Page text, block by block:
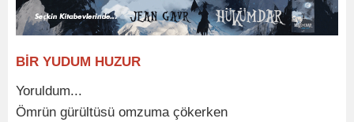
BİR YUDUM HUZUR
Yoruldum...
Ömrün gürültüsü omzuma çökerken